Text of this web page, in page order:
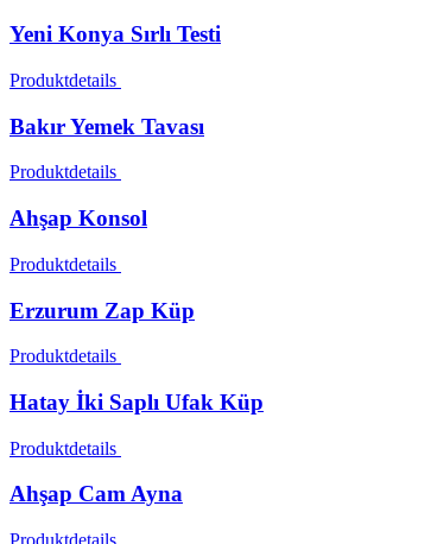
Yeni Konya Sırlı Testi
Produktdetails
Bakır Yemek Tavası
Produktdetails
Ahşap Konsol
Produktdetails
Erzurum Zap Küp
Produktdetails
Hatay İki Saplı Ufak Küp
Produktdetails
Ahşap Cam Ayna